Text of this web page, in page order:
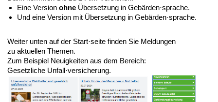
Eine Version ohne Übersetzung in Gebärden·sprache.
Und eine Version mit Übersetzung in Gebärden·sprache.
Weiter unten auf der Start·seite finden Sie Meldungen
zu aktuellen Themen.
Zum Beispiel Neuigkeiten aus dem Bereich:
Gesetzliche Unfall·versicherung.